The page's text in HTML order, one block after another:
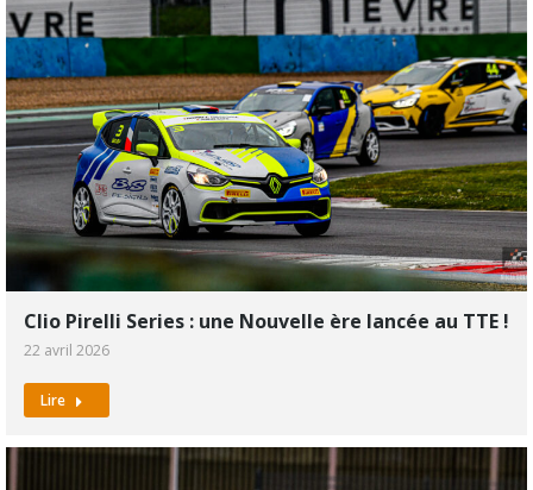
Clio Pirelli Series : une Nouvelle ère lancée au TTE !
22 avril 2026
Lire